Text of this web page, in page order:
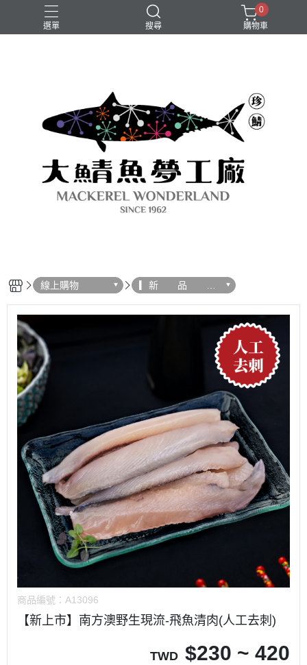
選單 搜尋
0
購物車
線上購物
▎新 品
上 市 ▎
商品編號： A13096
【新上市】南方澳野生現流-飛魚清肉(人工去刺)
TWD $230 ~ 420